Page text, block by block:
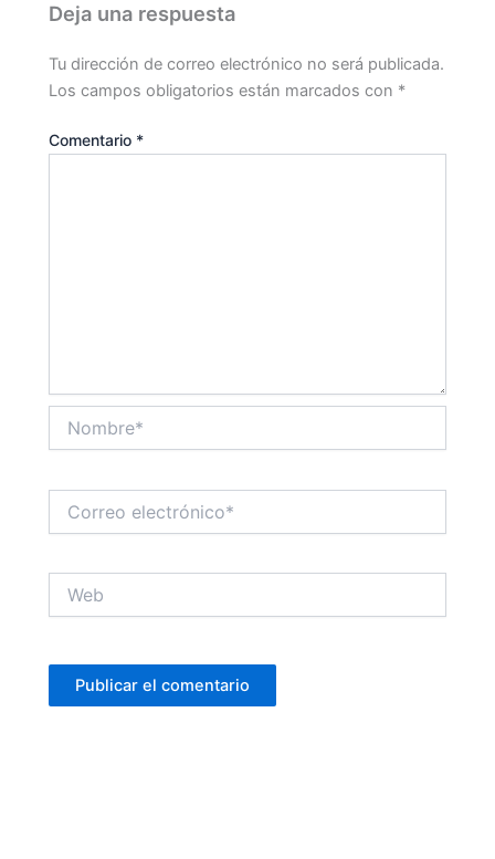
Deja una respuesta
Tu dirección de correo electrónico no será publicada.
Los campos obligatorios están marcados con *
Comentario *
electrónico*